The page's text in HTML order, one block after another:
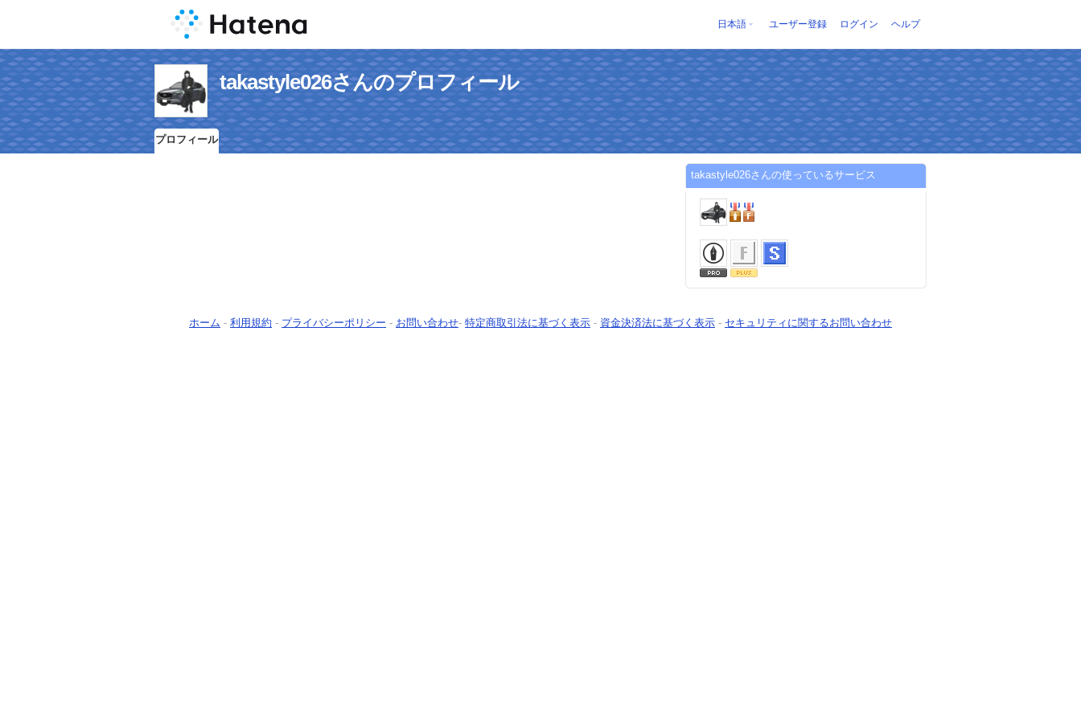
日本語 ユーザー登録 ログイン ヘルプ
takastyle026さんのプロフィール
プロフィール
takastyle026さんの使っているサービス
ホーム - 利用規約 - プライバシーポリシー - お問い合わせ- 特定商取引法に基づく表示 - 資金決済法に基づく表示 - セキュリティに関するお問い合わせ